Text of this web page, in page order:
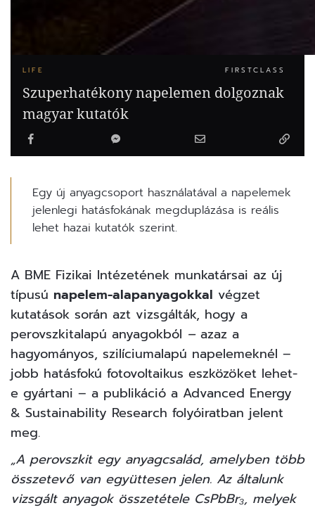
LIFE FIRSTCLASS
Szuperhatékony napelemen dolgoznak
magyar kutatók
Egy új anyagcsoport használatával a napelemek
jelenlegi hatásfokának megduplázása is reális
lehet hazai kutatók szerint.
A BME Fizikai Intézetének munkatársai az új
típusú napelem-alapanyagokkal végzet
kutatások során azt vizsgálták, hogy a
perovszkitalapú anyagokból – azaz a
hagyományos, szilíciumalapú napelemeknél –
jobb hatásfokú fotovoltaikus eszközöket lehet-
e gyártani – a publikáció a Advanced Energy
& Sustainability Research folyóiratban jelent
meg.
„A perovszkit egy anyagcsalád, amelyben több
összetevő van együttesen jelen. Az általunk
vizsgált anyagok összetétele CsPbBr₃, melyek